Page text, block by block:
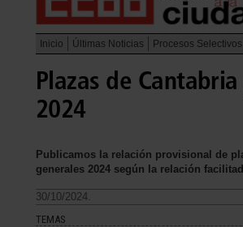
Inicio Últimas Noticias Procesos Selectivos
Plazas de
2024
Publicamos la relación provisional de
generales 2024 según la relación
30/10/2024.
TEMAS